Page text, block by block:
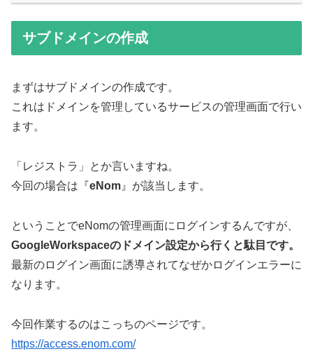
サブドメインの作成
まずはサブドメインの作成です。
これはドメインを管理しているサービスの管理画面で行い
ます。
「レジストラ」とか言いますね。
今回の場合は『eNom 』が該当します。
ということでeNomの管理画面にログインするんですが、
GoogleWorkspaceのドメイン設定から行くと駄目です。
最新のログイン画面に誘導されてなぜかログインエラーに
なります。
今回作業するのはこっちのページです。
https://access.enom.com/